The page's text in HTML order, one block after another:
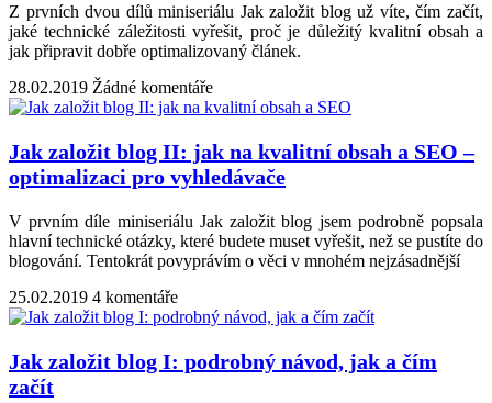
Z prvních dvou dílů miniseriálu Jak založit blog už víte, čím začít,
jaké technické záležitosti vyřešit, proč je důležitý kvalitní obsah a
jak připravit dobře optimalizovaný článek.
28.02.2019 Žádné komentáře
Jak založit blog II: jak na kvalitní obsah a SEO –
optimalizaci pro vyhledávače
V prvním díle miniseriálu Jak založit blog jsem podrobně popsala
hlavní technické otázky, které budete muset vyřešit, než se pustíte do
blogování. Tentokrát povyprávím o věci v mnohém nejzásadnější
25.02.2019 4 komentáře
Jak založit blog I: podrobný návod, jak a čím
začít